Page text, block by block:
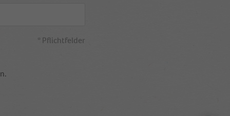
* Pflichtfelder